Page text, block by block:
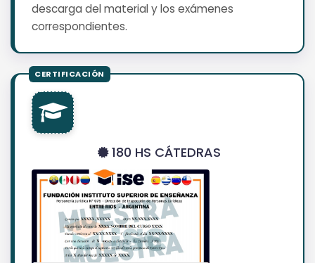
descarga del material y los exámenes
correspondientes.
180 HS CÁTEDRAS